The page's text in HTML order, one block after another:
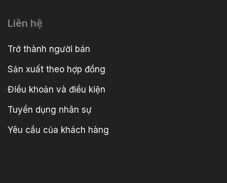
Liên hệ
Trở thành người bán
Sản xuất theo hợp đồng
Điều khoản và điều kiện
Tuyển dụng nhân sự
Yêu cầu của khách hàng